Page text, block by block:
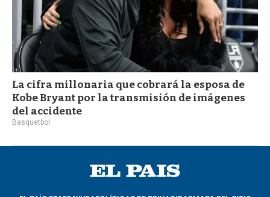
La cifra millonaria que cobrará la esposa de
Kobe Bryant por la transmisión de imágenes
del accidente
Basquetbol